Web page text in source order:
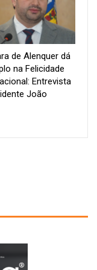
servidos. Antes
causa, a
uma mensagem
do mesmo
outra empresa
de Comunicação
traz para as PME
ter em
sãoa identidade
de Alenquer dá
na Felicidade
Entrevista
João